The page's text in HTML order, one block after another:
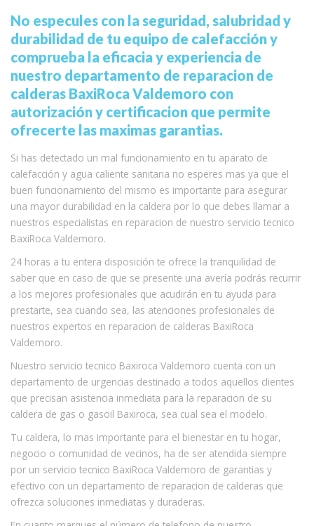
No especules con la seguridad, salubridad y
durabilidad de tu equipo de calefacción y
comprueba la eficacia y experiencia de
nuestro departamento de reparacion de
calderas BaxiRoca Valdemoro con
autorización y certificacion que permite
ofrecerte las maximas garantias.
Si has detectado un mal funcionamiento en tu aparato de
calefacción y agua caliente sanitaria no esperes mas ya que el
buen funcionamiento del mismo es importante para asegurar
una mayor durabilidad en la caldera por lo que debes llamar a
nuestros especialistas en reparacion de nuestro servicio tecnico
BaxiRoca Valdemoro.
24 horas a tu entera disposición te ofrece la tranquilidad de
saber que en caso de que se presente una avería podrás recurrir
a los mejores profesionales que acudirán en tu ayuda para
prestarte, sea cuando sea, las atenciones profesionales de
nuestros expertos en reparacion de calderas BaxiRoca
Valdemoro.
Nuestro servicio tecnico Baxiroca Valdemoro cuenta con un
departamento de urgencias destinado a todos aquellos clientes
que precisan asistencia inmediata para la reparacion de su
caldera de gas o gasoil Baxiroca, sea cual sea el modelo.
Tu caldera, lo mas importante para el bienestar en tu hogar,
negocio o comunidad de vecinos, ha de ser atendida siempre
por un servicio tecnico BaxiRoca Valdemoro de garantias y
efectivo con un departamento de reparacion de calderas que
ofrezca soluciones inmediatas y duraderas.